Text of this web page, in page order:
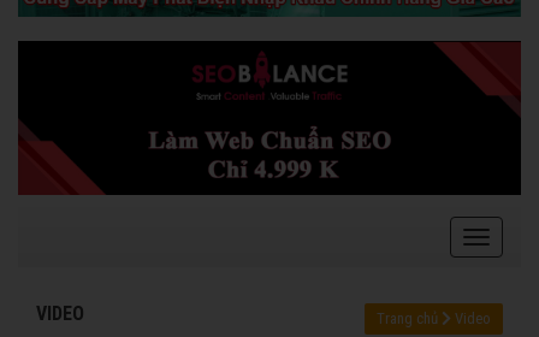
VIDEO Trang chủ Video